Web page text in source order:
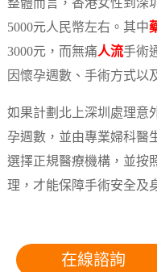
整體而言，香港女性到深
5000元人民幣左右。其中
3000元，而無痛人流手術
因懷孕週數、手術方式以
如果計劃北上深圳處理意
孕週數，並由專業婦科醫
選擇正規醫療機構，並按
理，才能保障手術安全及
在線諮詢